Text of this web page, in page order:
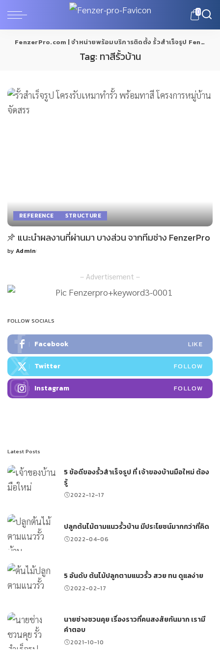
0
FenzerPro.com | จำหน่ายพร้อมบริการติดตั้ง รั้วสำเร็จรูป Fenzer
Tag: ทาสีรั้วบ้าน
REFERENCE STRUCTURE
แนะนำผลงานที่ผ่านมา บางส่วน จากทีมช่าง FenzerPro
Posted
by Admin
– Advertisement –
FOLLOW SOCIALS
Facebook LIKE
Twitter FOLLOW
Instagram FOLLOW
Latest Posts
5 ข้อดีของรั้วสำเร็จรูป ที่ เจ้าของบ้านมือใหม่ ต้อง
รู้
2022-12-17
ปลูกต้นไม้ตามแนวรั้วบ้าน มีประโยชน์มากกว่าที่คิด
2022-04-06
5 อันดับ ต้นไม้ปลูกตามแนวรั้ว สวย ทน ดูแลง่าย
2022-02-17
นายช่างชวนคุย เรื่องราวที่คนสงสัยกันมาก เรามี
คำตอบ
2021-10-10